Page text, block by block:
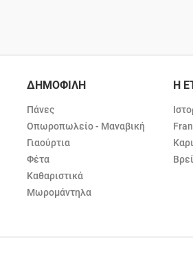
ΔΗΜΟΦΙΛΗ
Πάνες
Οπωροπωλείο - Μαναβική
Γιαούρτια
Φέτα
Καθαριστικά
Μωρομάντηλα
Η